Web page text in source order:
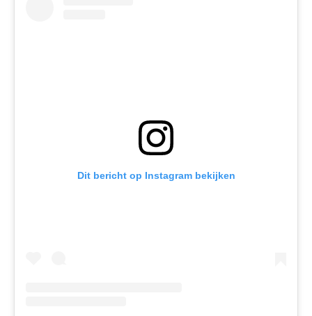
Dit bericht op Instagram bekijken